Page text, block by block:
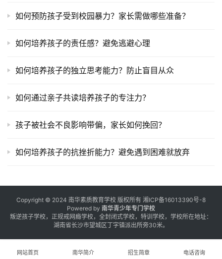
如何预防孩子受到校园暴力？家长需做哪些准备？
如何培养孩子的责任感？避免逃避心理
如何培养孩子的独立思考能力？防止盲目从众
如何通过亲子共读培养孩子的专注力？
孩子被社会不良影响带偏，家长如何挽回？
如何培养孩子的抗挫折能力？避免遇到困难就放弃
Copyright © 2024 南华素质教育学校 版权所有 湘ICP备16013390号-8
Powered by 南华青少年专门学校
叛逆孩子学校，正规戒网瘾学校，全封闭式学校，特训学校，学校所在地址：
湖南省长沙市望城区丁字镇派出所旁30米。
网站首页 南华简介 招生简章 电话咨询